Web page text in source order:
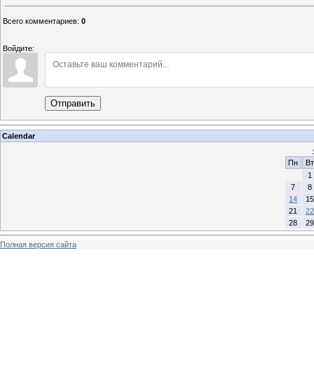
Всего комментариев: 0
Войдите:
Отправить
Calendar
Пн
Вт
1
7
8
14
15
21
22
28
29
Полная версия сайта